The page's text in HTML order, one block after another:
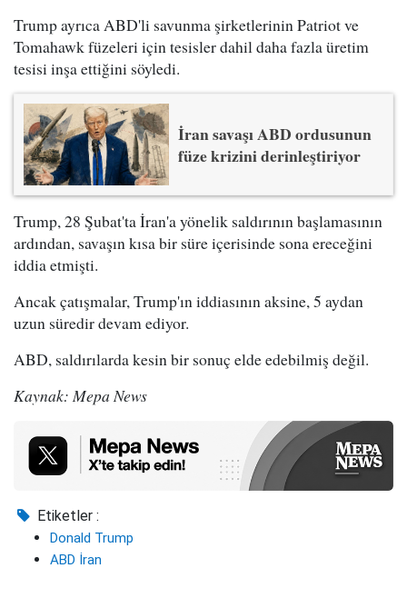
Trump ayrıca ABD'li savunma şirketlerinin Patriot ve
Tomahawk füzeleri için tesisler dahil daha fazla üretim
tesisi inşa ettiğini söyledi.
İran savaşı ABD ordusunun
füze krizini derinleştiriyor
Trump, 28 Şubat'ta İran'a yönelik saldırının başlamasının
ardından, savaşın kısa bir süre içerisinde sona ereceğini
iddia etmişti.
Ancak çatışmalar, Trump'ın iddiasının aksine, 5 aydan
uzun süredir devam ediyor.
ABD, saldırılarda kesin bir sonuç elde edebilmiş değil.
Kaynak: Mepa News
Etiketler :
Donald Trump
ABD İran